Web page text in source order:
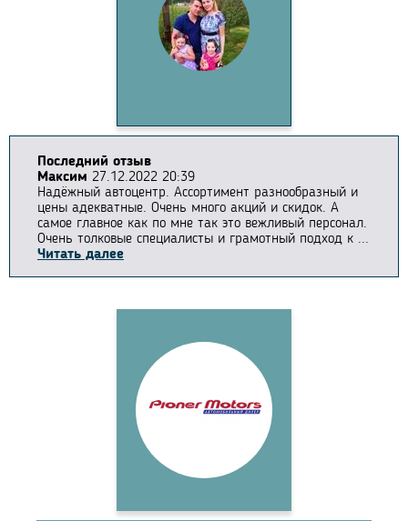
Последний отзыв
Максим 27.12.2022 20:39
Надёжный автоцентр. Ассортимент разнообразный и
цены адекватные. Очень много акций и скидок. А
самое главное как по мне так это вежливый персонал.
Очень толковые специалисты и грамотный подход к ...
Читать далее